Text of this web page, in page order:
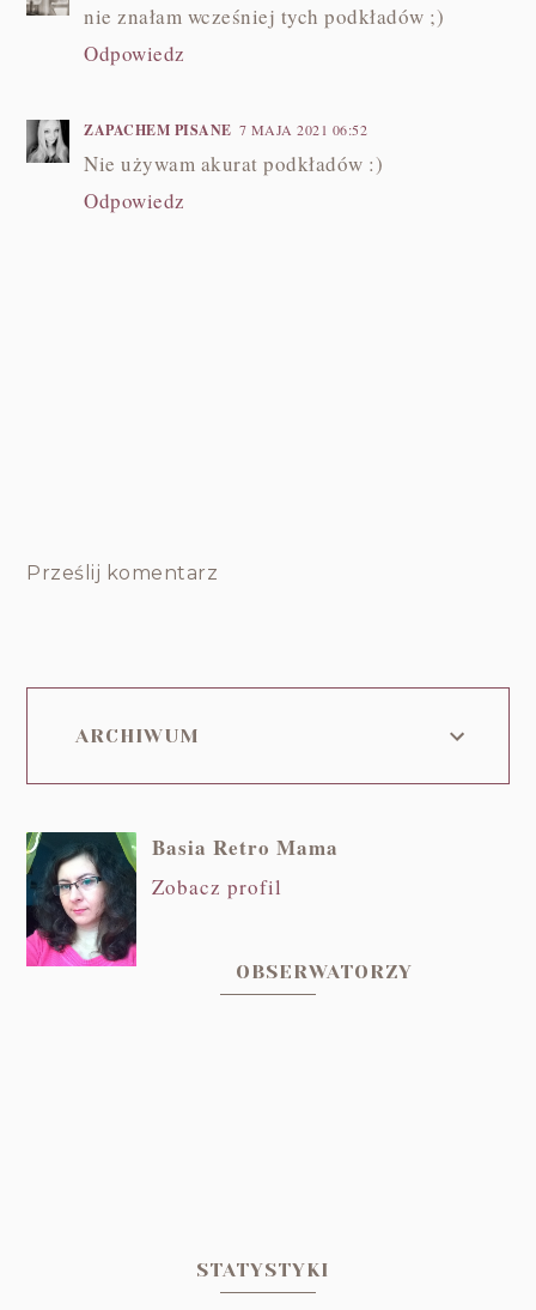
nie znałam wcześniej tych podkładów ;)
Odpowiedz
ZAPACHEM PISANE 7 MAJA 2021 06:52
Nie używam akurat podkładów :)
Odpowiedz
Prześlij komentarz
ARCHIWUM
Basia Retro Mama
Zobacz profil
OBSERWATORZY
STATYSTYKI